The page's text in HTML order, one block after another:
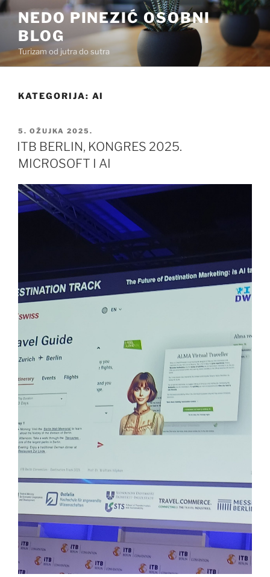
Preskoči
sadržaj
NEDO PINEZIĆ OSOBNI
BLOG
Turizam od jutra do sutra
KATEGORIJA: AI
OBJAVLJENO
5. OŽUJKA 2025.
ITB BERLIN, KONGRES 2025.
MICROSOFT I AI